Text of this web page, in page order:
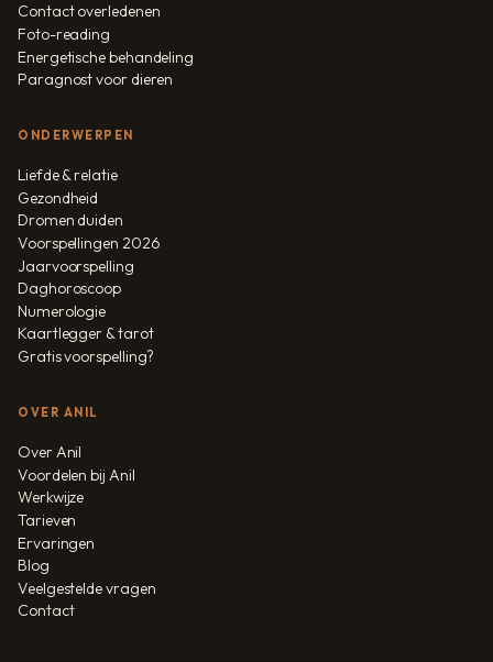
Contact overledenen
Foto-reading
Energetische behandeling
Paragnost voor dieren
ONDERWERPEN
Liefde & relatie
Gezondheid
Dromen duiden
Voorspellingen 2026
Jaarvoorspelling
Daghoroscoop
Numerologie
Kaartlegger & tarot
Gratis voorspelling?
OVER ANIL
Over Anil
Voordelen bij Anil
Werkwijze
Tarieven
Ervaringen
Blog
Veelgestelde vragen
Contact